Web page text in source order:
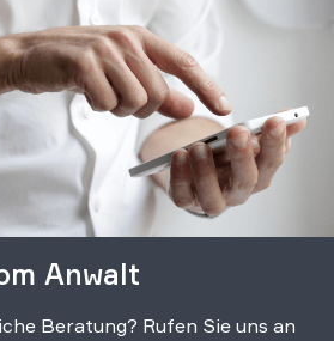
Anwalt
Beratung? Rufen Sie uns an